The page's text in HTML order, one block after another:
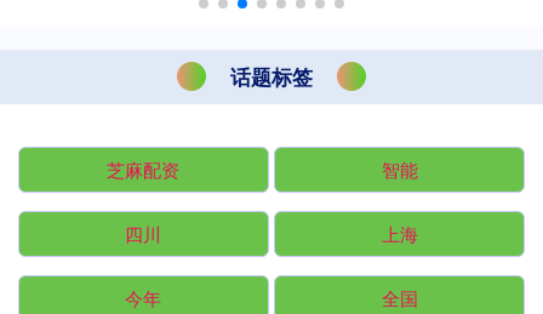
话题标签
芝麻配资 智能
四川 上海
今年 全国